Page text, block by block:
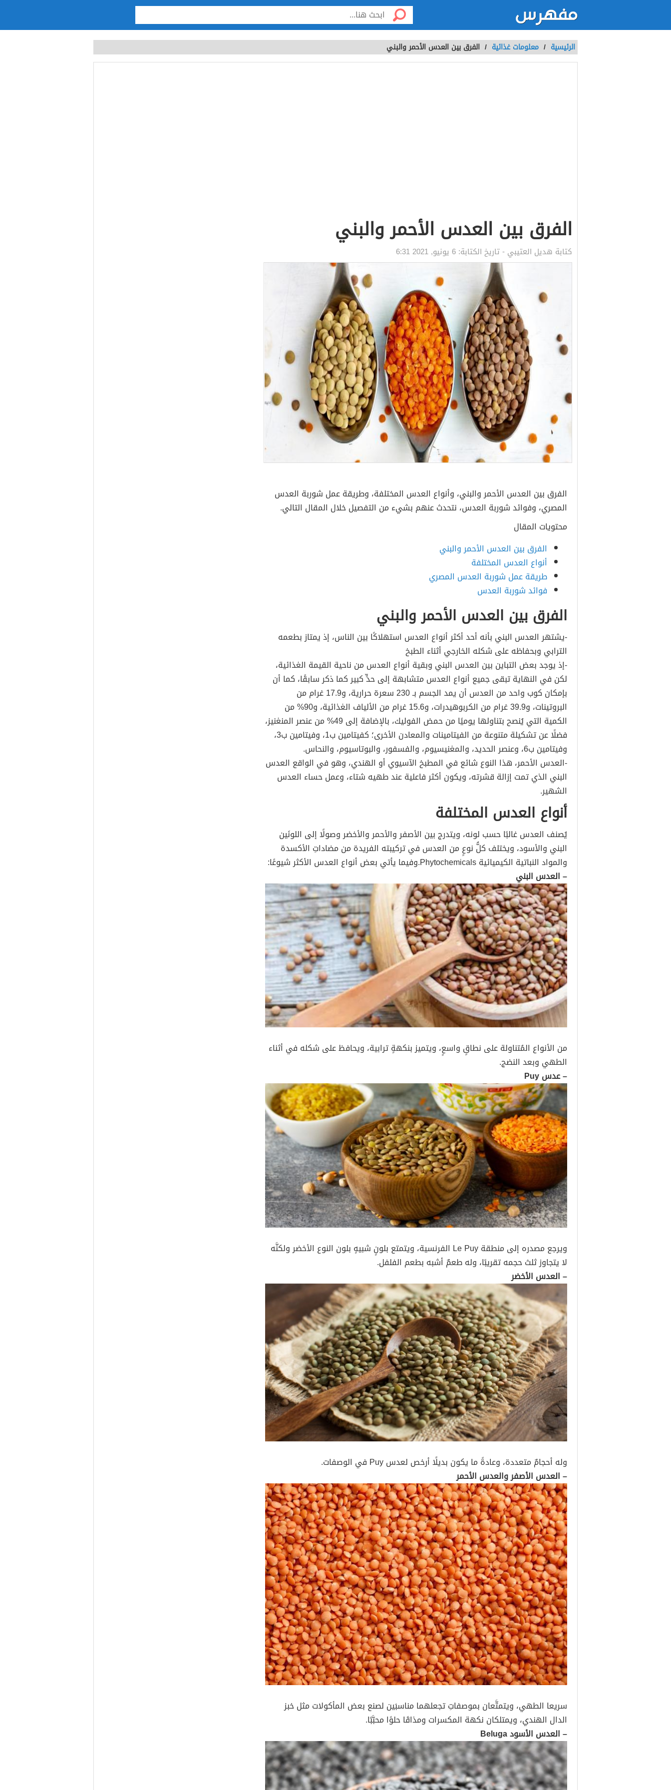
الرئيسية / معلومات غذائية / الفرق بين العدس الأحمر والبني
الفرق بين العدس الأحمر والبني
كتابة هديل العتيبي - تاريخ الكتابة: 6 يونيو, 2021 6:31
الفرق بين العدس الأحمر والبني، وأنواع العدس المختلفة، وطريقة عمل شوربة العدس
المصري، وفوائد شوربة العدس، نتحدث عنهم بشيء من التفصيل خلال المقال التالي.
محتويات المقال
الفرق بين العدس الأحمر والبني
أنواع العدس المختلفة
طريقة عمل شوربة العدس المصري
فوائد شوربة العدس
الفرق بين العدس الأحمر والبني
-يشتهر العدس البني بأنه أحد أكثر أنواع العدس استهلاكًا بين الناس، إذ يمتاز بطعمه
الترابي وبحفاظه على شكله الخارجي أثناء الطبخ
-إذ يوجد بعض التباين بين العدس البني وبقية أنواع العدس من ناحية القيمة الغذائية،
لكن في النهاية تبقى جميع أنواع العدس متشابهة إلى حدٍّ كبير كما ذكر سابقًا، كما أن
بإمكان كوب واحد من العدس أن يمد الجسم بـ 230 سعرة حرارية، و17.9 غرام من
البروتينات، و39.9 غرام من الكربوهيدرات، و15.6 غرام من الألياف الغذائية، و90% من
الكمية التي يُنصح بتناولها يوميًا من حمض الفوليك، بالإضافة إلى 49% من عنصر المنغنيز،
فضلًا عن تشكيلة متنوعة من الفيتامينات والمعادن الأخرى؛ كفيتامين ب1، وفيتامين ب3،
وفيتامين ب6، وعنصر الحديد، والمغنيسيوم، والفسفور، والبوتاسيوم، والنحاس.
-العدس الأحمر، هذا النوع شائع في المطبخ الآسيوي أو الهندي، وهو في الواقع العدس
البني الذي تمت إزالة قشرته، ويكون أكثر فاعلية عند طهيه شتاء، وعمل حساء العدس
الشهير.
أنواع العدس المختلفة
يُصنف العدس غالبًا حسب لونه، ويتدرج بين الأصفر والأحمر والأخضر وصولًا إلى اللونَين
البني والأسود، ويختلف كلُّ نوعٍ من العدس في تركيبته الفريدة من مضاداتِ الأكسدة
والمواد النباتية الكيميائية Phytochemicals.وفيما يأتي بعض أنواع العدس الأكثر شيوعًا:
– العدس البني
من الأنواع المُتناولة على نطاقٍ واسعٍ، ويتميز بنكهةٍ ترابية، ويحافظ على شكله في أثناء
الطهي وبعد النضج.
– عدس Puy
ويرجع مصدره إلى منطقة Le Puy الفرنسية، ويتمتع بلونٍ شبيهٍ بلون النوع الأخضر ولكنَّه
لا يتجاوز ثلث حجمه تقريبًا، وله طعمٌ أشبه بطعم الفلفل.
– العدس الأخضر
وله أحجامٌ متعددة، وعادةً ما يكون بديلًا أرخص لعدس Puy في الوصفات.
– العدس الأصفر والعدس الأحمر
سريعا الطهي، ويتمتَّعان بموصفاتِ تجعلهما مناسبَين لصنع بعض المأكولات مثل خبز
الدال الهندي، ويمتلكان نكهة المكسرات ومذاقَا حلوًا محبَّبًا.
– العدس الأسود Beluga